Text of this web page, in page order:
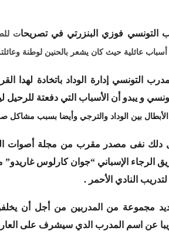
التونسي فوزي البنزرتي في تصريحات
عائلية حيث كان يشعر بالحنين لوطنة
التونسي إدارة الوداد باتخادة لهدا
و يبدو أن الأسباب التي دفعتة
بين الوداد والترجي وأيضا بسبب
دلك نفى مصدر مقرب من مجلة أصوات
الرجاء الإسباني “جوان كارلوس
النادي الأحمر .
مجموعة من المدربين من أجل أن
عن اسم المدرب الدي سيشرف على